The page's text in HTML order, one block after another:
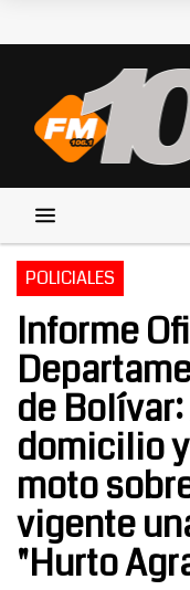
POLICIALES
Informe
de
domicilio
moto
vigente
"Hurto